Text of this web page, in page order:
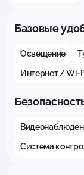
Базовые
Освещение
Интернет / Wi-
Система